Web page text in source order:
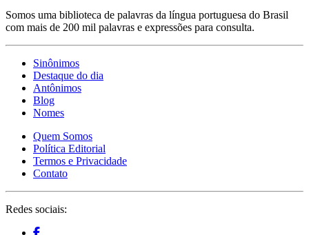
Somos uma biblioteca de palavras da língua portuguesa do Brasil
com mais de 200 mil palavras e expressões para consulta.
Sinônimos
Destaque do dia
Antônimos
Blog
Nomes
Quem Somos
Política Editorial
Termos e Privacidade
Contato
Redes sociais: